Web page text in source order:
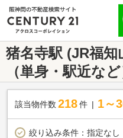
猪名寺駅 (JR福
（単身・駅近な
該当物件数 218件 1～
絞り込み条件： 指定なし